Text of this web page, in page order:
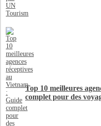
Top 10 meilleures
complet pour des